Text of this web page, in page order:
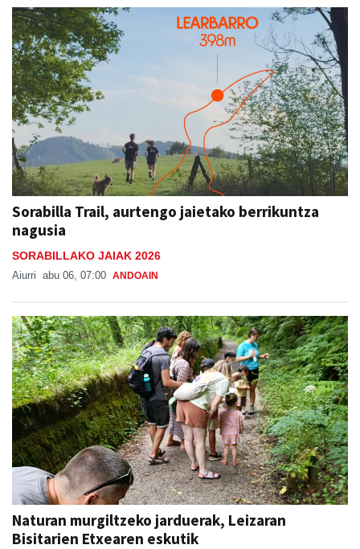
Sorabilla Trail, aurtengo jaietako berrikuntza
nagusia
SORABILLAKO JAIAK 2026
Aiurri abu 06, 07:00 ANDOAIN
Naturan murgiltzeko jarduerak, Leizaran
Bisitarien Etxearen eskutik